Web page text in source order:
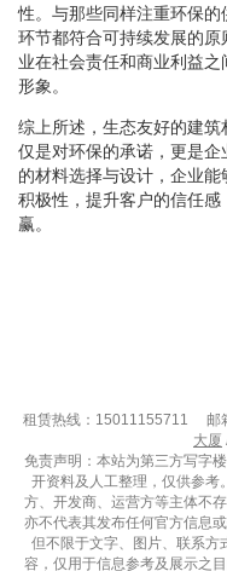
性。与那些同样注重环保
环节都符合可持续发展的
业在社会责任和商业利益
形象。
综上所述，生态友好的建
仅是对环保的承诺，更是
的材料选择与设计，企业
积极性，提升客户的信任
赢。
租赁热线：15011155711 邮
大厦
免责声明：本站为第三方写字
开资料及人工整理，仅供参考
方、开发商、运营方等主体不
亦不代表其发布任何官方信息
但不限于文字、图片、联系方
容，仅用于信息参考及展示之